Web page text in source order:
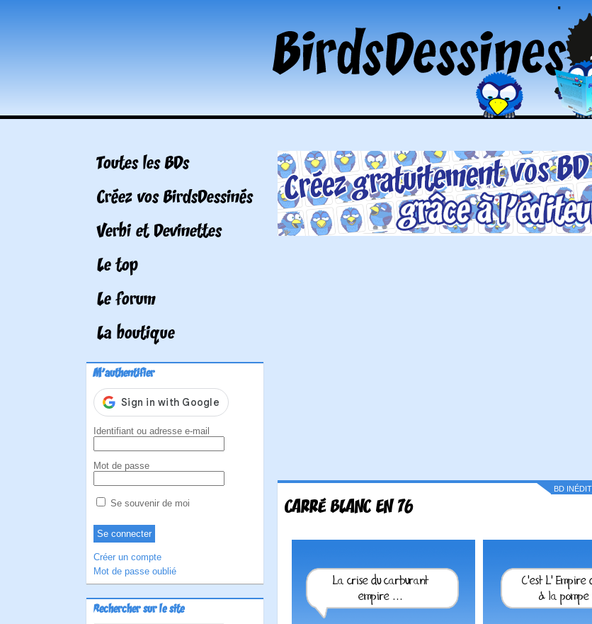
Toutes les BDs
Créez vos BirdsDessinés
Verbi et Devinettes
Le top
Le forum
La boutique
M'authentifier
Identifiant ou adresse e-mail
Mot de passe
Se souvenir de moi
Créer un compte
Mot de passe oublié
Rechercher sur le site
BD
CARRÉ BLANC EN 76